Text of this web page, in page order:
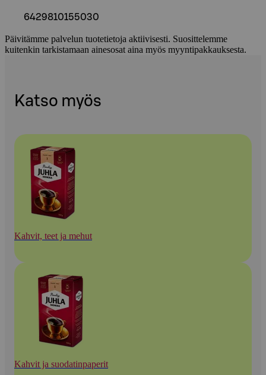
6429810155030
Päivitämme palvelun tuotetietoja aktiivisesti. Suosittelemme
kuitenkin tarkistamaan ainesosat aina myös myyntipakkauksesta.
Katso myös
Kahvit, teet ja mehut
Kahvit ja suodatinpaperit